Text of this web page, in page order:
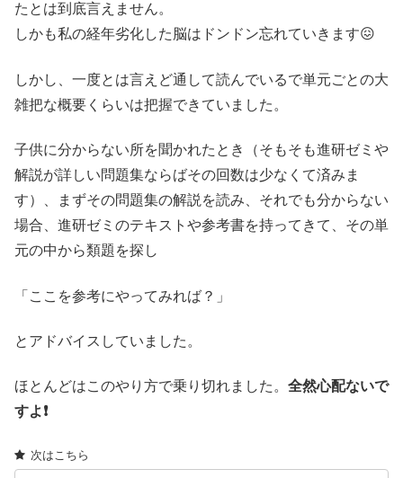
たとは到底言えません。
しかも私の経年劣化した脳はドンドン忘れていきます😖
しかし、一度とは言えど通して読んでいるで単元ごとの大
雑把な概要くらいは把握できていました。
子供に分からない所を聞かれたとき（そもそも進研ゼミや
解説が詳しい問題集ならばその回数は少なくて済みま
す）、まずその問題集の解説を読み、それでも分からない
場合、進研ゼミのテキストや参考書を持ってきて、その単
元の中から類題を探し
「ここを参考にやってみれば？」
とアドバイスしていました。
ほとんどはこのやり方で乗り切れました。 全然心配ないで
すよ❗
次はこちら